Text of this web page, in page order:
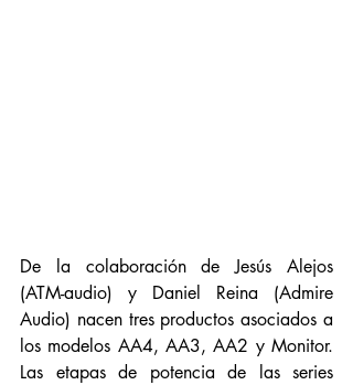
De la colaboración de Jesús Alejos
(ATM-audio) y Daniel Reina (Admire
Audio) nacen tres productos asociados a
los modelos AA4, AA3, AA2 y Monitor.
Las etapas de potencia de las series